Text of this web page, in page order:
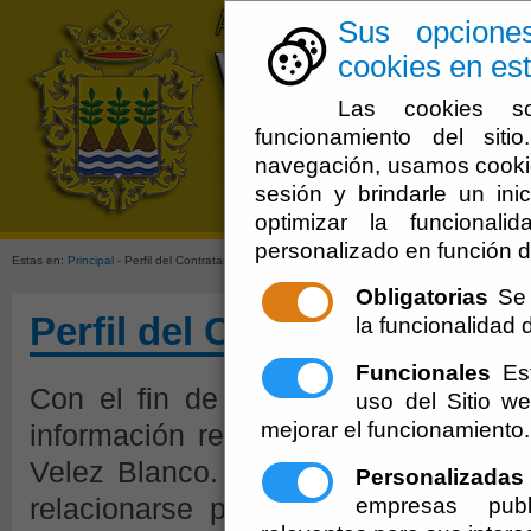
Sus
cookies en
Las cookies
funcionamiento del
navegación, usamos
sesión y brindarle un
optimizar la
personalizado en función
Obligatorias
la funcionalidad
Funcionales
uso del Sitio
mejorar el funcionamiento.
Personalizadas
empresas
Estas en: Principal - Perfil del Contratante. 09-08-2026 8:13:09
Perfil del Contratante.09-
Con el fin de asegurar la
información relativa a la actividad
Velez Blanco. Aquí podrá
relacionarse por vía telemática,